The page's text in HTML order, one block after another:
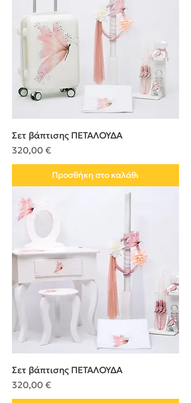
Σετ βάπτισης ΠΕΤΑΛΟΥΔΑ
Τιμή
320,00 €
Προσθήκη στο καλάθι
Σετ βάπτισης ΠΕΤΑΛΟΥΔΑ
Τιμή
320,00 €